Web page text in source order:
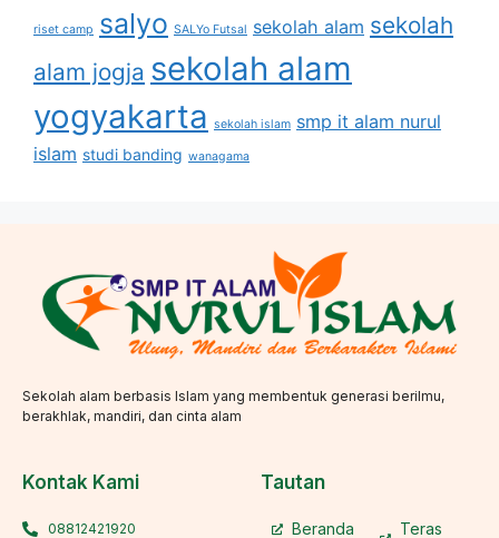
riset camp salyo SALYo Futsal sekolah alam sekolah
alam jogja sekolah alam
yogyakarta sekolah islam smp it alam nurul
islam studi banding wanagama
Sekolah alam berbasis Islam yang membentuk generasi berilmu,
berakhlak, mandiri, dan cinta alam
Kontak Kami
08812421920
Tautan
Beranda Teras